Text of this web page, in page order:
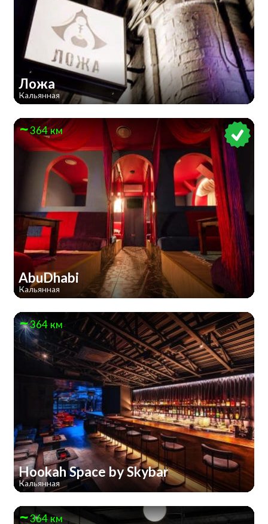
Ложа
Кальянная
364 км
AbuDhabi
Кальянная
364 км
Hookah Space by Skybar
Кальянная
364 км